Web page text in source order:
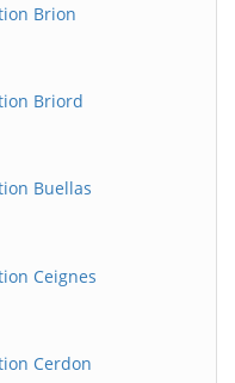
Brion
Briord
Buellas
Ceignes
Cerdon